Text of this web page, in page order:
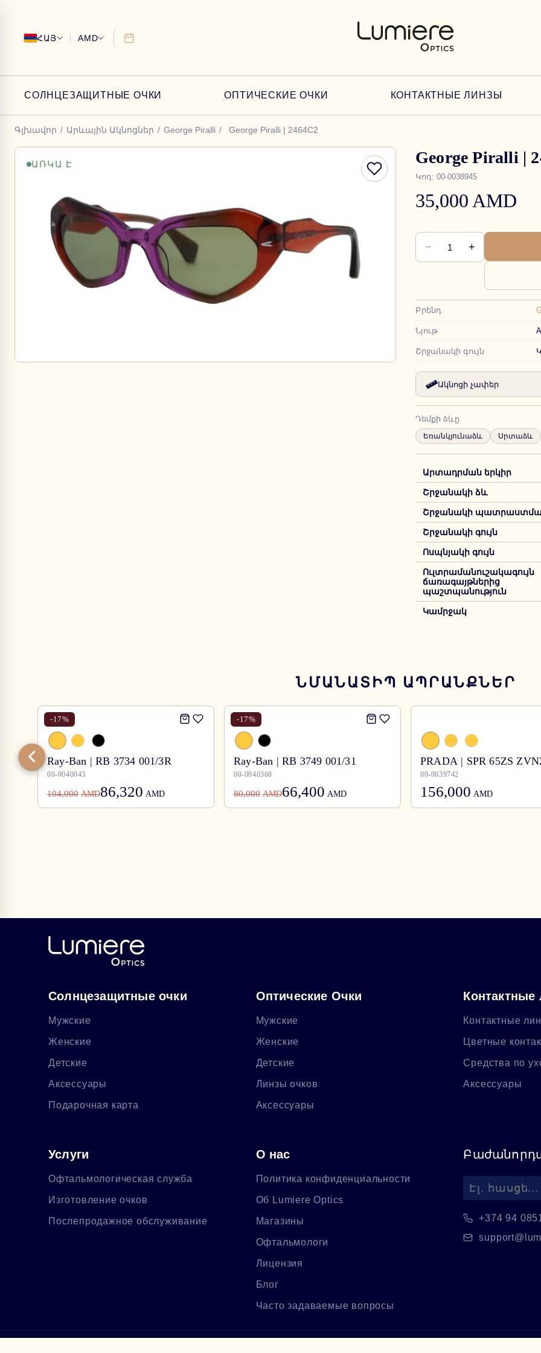
ՀԱՅ AMD
СОЛНЦЕЗАЩИТНЫЕ ОЧКИ ОПТИЧЕСКИЕ ОЧКИ КОНТАКТНЫЕ ЛИНЗЫ
Գլխավոր / Արևային Ակնոցներ / George Piralli / George Piralli | 2464C2
ԱՌԿԱ Է George Piralli |
Կոդ: 00-0038945
35,000 AMD
− 1 +
Բրենդ
Նյութ
Շրջանակի գույն
Ակնոցի չափեր
Դեմքի ձևը
Եռանկյունաձև Սրտաձև
Արտադրման երկիր
Շրջանակի ձև
Շրջանակի պատրաստման
Շրջանակի գույն
Ոսպնյակի գույն
Ուլտրամանուշակագույն
ճառագայթներից
պաշտպանություն
Կամրջակ
ՆՄԱՆԱՏԻՊ ԱՊՐԱՆՔՆԵՐ
-17%
Ray-Ban | RB 3734 001/3R
00-0040043
104,000 AMD86,320 AMD
-17%
Ray-Ban | RB 3749 001/31
00-0040368
80,000 AMD66,400 AMD
PRADA | SPR 65ZS
00-0039742
156,000 AMD
Солнцезащитные очки
Мужские
Женские
Детские
Аксессуары
Подарочная карта
Оптические Очки
Мужские
Женские
Детские
Линзы очков
Аксессуары
Контактные
Контактные
Цветные
Средства по
Аксессуары
Услуги
Офтальмологическая служба
Изготовление очков
Послепродажное обслуживание
О нас
Политика конфиденциальности
Об Lumiere Optics
Магазины
Офтальмологи
Лицензия
Блог
Часто задаваемые вопросы
+374 94